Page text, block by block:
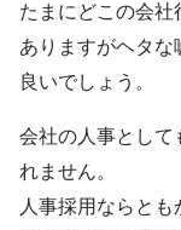
たまにどこの会
ありますがヘタ
良いでしょう。
会社の人事として
れません。
人事採用ならと